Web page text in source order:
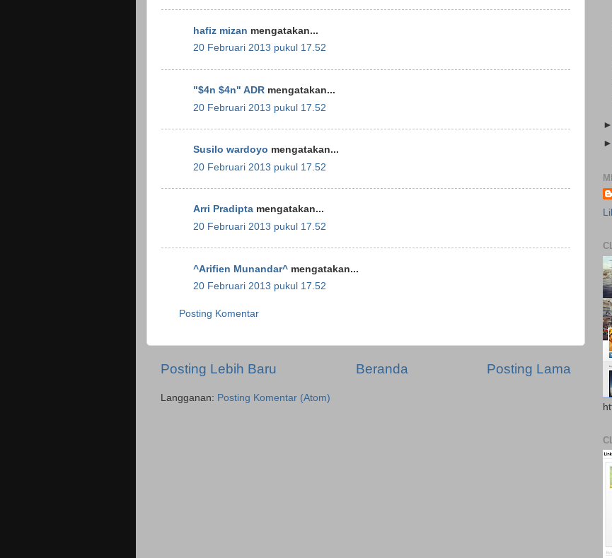
hafiz mizan mengatakan...
20 Februari 2013 pukul 17.52
"$4n $4n" ADR mengatakan...
20 Februari 2013 pukul 17.52
Susilo wardoyo mengatakan...
20 Februari 2013 pukul 17.52
Arri Pradipta mengatakan...
20 Februari 2013 pukul 17.52
^Arifien Munandar^ mengatakan...
20 Februari 2013 pukul 17.52
Posting Komentar
Posting Lebih Baru Posting Lama
Beranda
Langganan: Posting Komentar (Atom)